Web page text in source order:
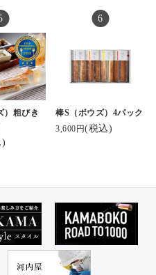
光 #金沢観光 #お酒に合
）粗びき
棒S（ボウズ）4パック
3,600円(税込)